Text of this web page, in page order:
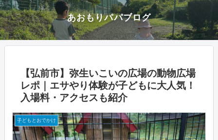
あおもりパパブログ
【弘前市】弥生いこいの広場の動物広場
レポ｜エサやり体験が子どもに大人気！
入場料・アクセスも紹介
子どもとおでかけ